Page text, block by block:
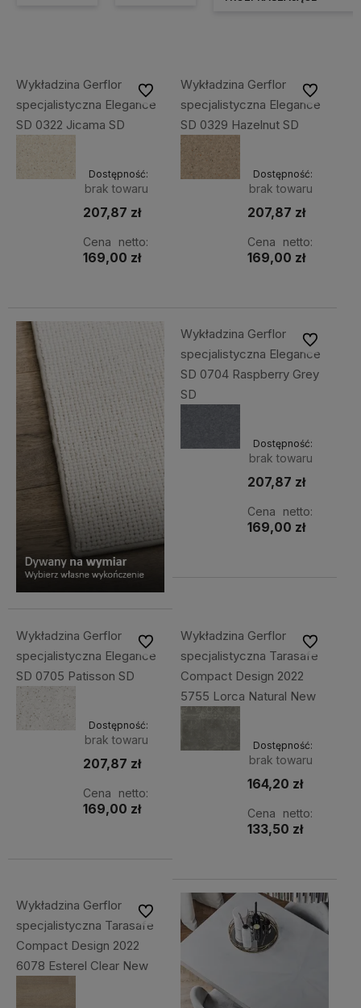
Wykładzina Gerflor
specjalistyczna Elegance
SD 0322 Jicama SD
Dostępność:
brak towaru
207,87 zł
Cena netto:
169,00 zł
Do ulubionychWykładzina Gerflor
specjalistyczna Elegance
SD 0329 Hazelnut SD
Dostępność:
brak towaru
207,87 zł
Cena netto:
169,00 zł
Do
Wykładzina Gerflor
specjalistyczna Elegance
SD 0704 Raspberry Grey
SD
Dostępność:
brak towaru
207,87 zł
Cena netto:
169,00 zł
Do
Wykładzina Gerflor
specjalistyczna Elegance
SD 0705 Patisson SD
Dostępność:
brak towaru
207,87 zł
Cena netto:
169,00 zł
Do ulubionychWykładzina Gerflor
specjalistyczna Tarasafe
Compact Design 2022
5755 Lorca Natural New
Dostępność:
brak towaru
164,20 zł
Cena netto:
133,50 zł
Do
Wykładzina Gerflor
specjalistyczna Tarasafe
Compact Design 2022
6078 Esterel Clear New
Do ulubionych